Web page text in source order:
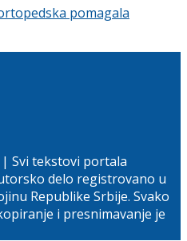
Svi tekstovi portala
delo registrovano u
Republike Srbije. Svako
i presnimavanje je